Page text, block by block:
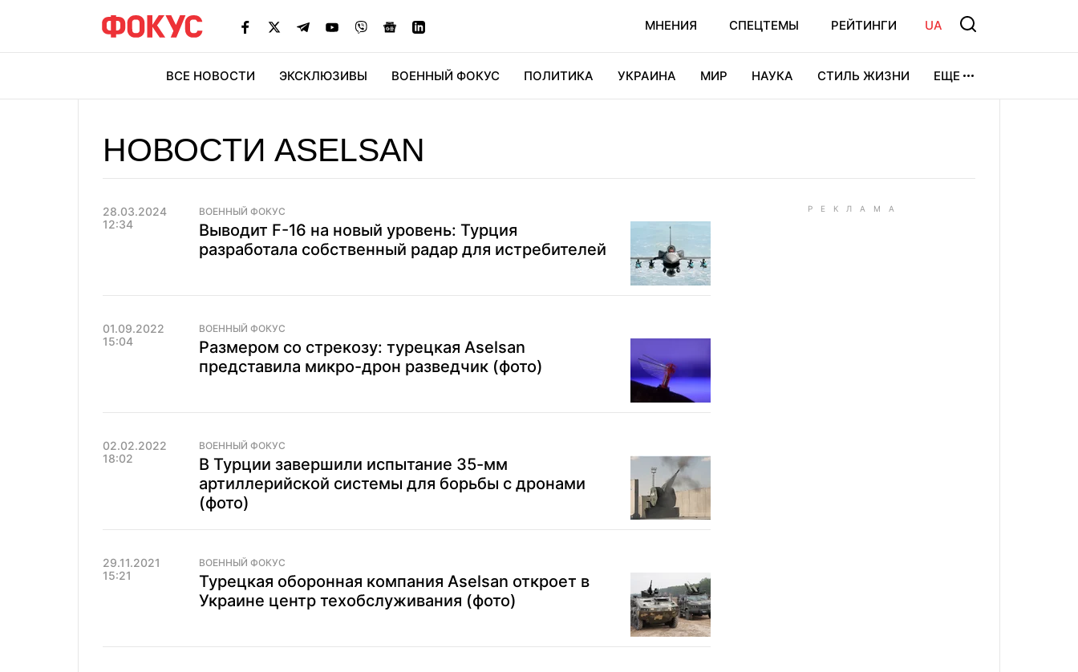
МНЕНИЯ СПЕЦТЕМЫ РЕЙТИНГИ UA
ВСЕ НОВОСТИ ЭКСКЛЮЗИВЫ ВОЕННЫЙ ФОКУС ПОЛИТИКА УКРАИНА МИР НАУКА СТИЛЬ ЖИЗНИ ЕЩЕ
НОВОСТИ ASELSAN
28.03.2024
12:34
ВОЕННЫЙ ФОКУС
Выводит F-16 на новый уровень: Турция
разработала собственный радар для истребителей
01.09.2022
15:04
ВОЕННЫЙ ФОКУС
Размером со стрекозу: турецкая Aselsan
представила микро-дрон разведчик (фото)
02.02.2022
18:02
ВОЕННЫЙ ФОКУС
В Турции завершили испытание 35-мм
артиллерийской системы для борьбы с дронами
(фото)
29.11.2021
15:21
ВОЕННЫЙ ФОКУС
Турецкая оборонная компания Aselsan откроет в
Украине центр техобслуживания (фото)